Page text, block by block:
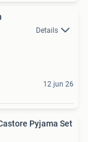
Details
12 jun 26
Pyjama Set